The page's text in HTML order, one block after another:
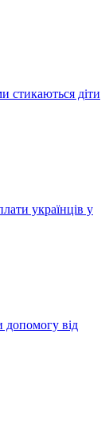
стикаються діти
українців у
від